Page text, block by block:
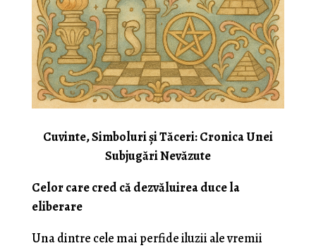
Cuvinte, Simboluri și Tăceri: Cronica Unei
Subjugări Nevăzute
Celor care cred că dezvăluirea duce la
eliberare
Una dintre cele mai perfide iluzii ale vremii